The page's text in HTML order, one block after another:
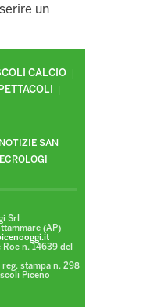
un
CALCIO
NOTIZIE SAN
Srl
(AP)
n. 14639 del
reg. stampa n. 298
Piceno